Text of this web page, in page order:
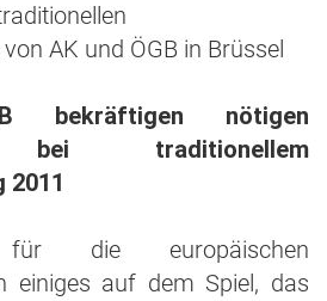
AK und ÖGB in Brüssel
bekräftigen nötigen
bei traditionellem
2011
die europäischen
einiges auf dem Spiel, das